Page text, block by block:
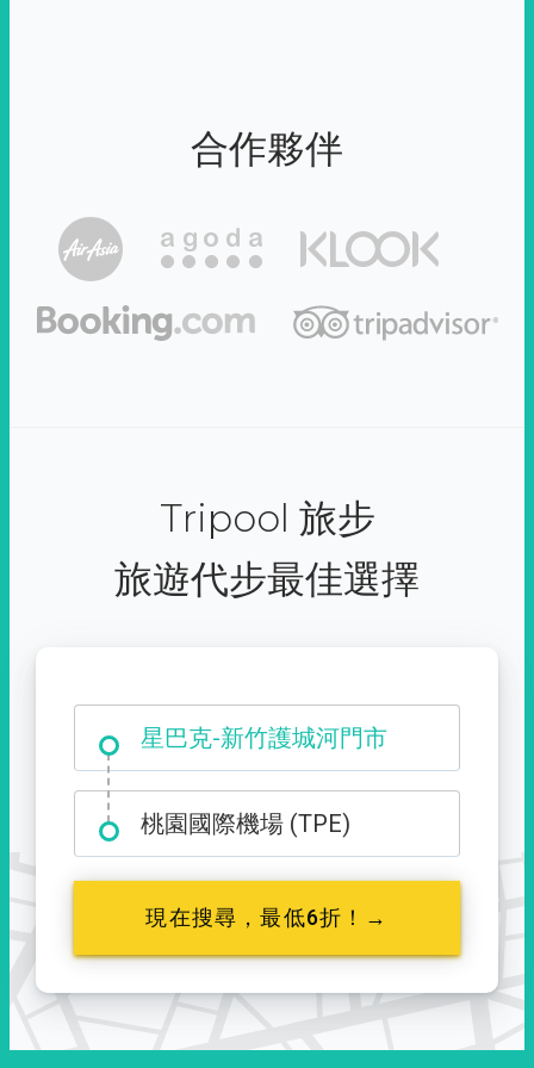
合作夥伴
Tripool 旅步
旅遊代步最佳選擇
星巴克-新竹護城河門市
大霸尖山登山口
桃園國際機場 (TPE)
現在搜尋，最低6折！→